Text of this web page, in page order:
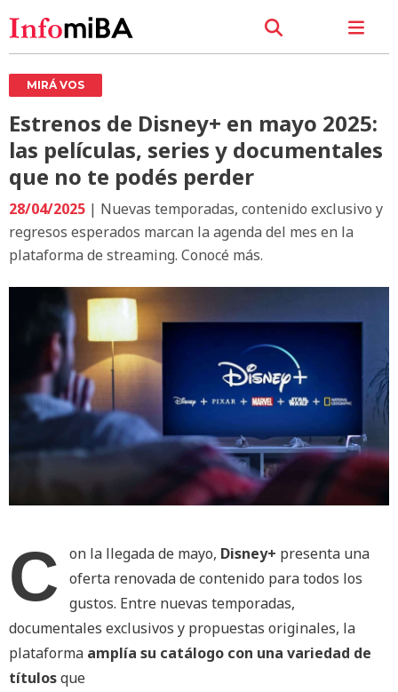
MIRÁ VOS
Estrenos de Disney+ en mayo 2025:
las películas, series y documentales
que no te podés perder
28/04/2025 | Nuevas temporadas, contenido exclusivo y
regresos esperados marcan la agenda del mes en la
plataforma de streaming. Conocé más.
C on la llegada de mayo, Disney+ presenta una
oferta renovada de contenido para todos los
gustos. Entre nuevas temporadas,
documentales exclusivos y propuestas originales, la
plataforma amplía su catálogo con una variedad de
títulosque